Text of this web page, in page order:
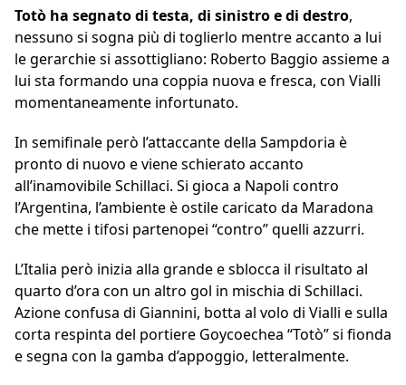
Totò ha segnato di testa, di sinistro e di destro,
nessuno si sogna più di toglierlo mentre accanto a lui
le gerarchie si assottigliano: Roberto Baggio assieme a
lui sta formando una coppia nuova e fresca, con Vialli
momentaneamente infortunato.
In semifinale però l’attaccante della Sampdoria è
pronto di nuovo e viene schierato accanto
all’inamovibile Schillaci. Si gioca a Napoli contro
l’Argentina, l’ambiente è ostile caricato da Maradona
che mette i tifosi partenopei “contro” quelli azzurri.
L’Italia però inizia alla grande e sblocca il risultato al
quarto d’ora con un altro gol in mischia di Schillaci.
Azione confusa di Giannini, botta al volo di Vialli e sulla
corta respinta del portiere Goycoechea “Totò” si fionda
e segna con la gamba d’appoggio, letteralmente.